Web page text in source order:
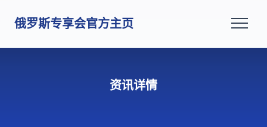
俄罗斯专享会官方主页
资讯详情